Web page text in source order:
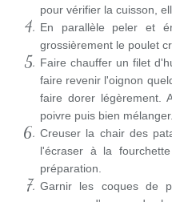
pour vérifier la cuisson,
En parallèle peler et
grossièrement le poulet
Faire chauffer un filet
faire revenir l'oignon
faire dorer légèrement.
poivre puis bien mélanger.
Creuser la chair des
l'écraser à la
préparation.
Garnir les coques de